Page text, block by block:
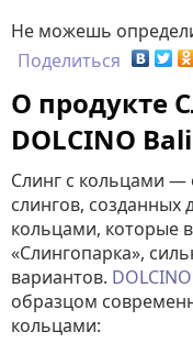
Не можешь
Поделиться
О продукте
DOLCINO Bali
Слинг с кольцами —
слингов, созданных
кольцами, которые
«Слингопарка»,
вариантов.
образцом
кольцами: